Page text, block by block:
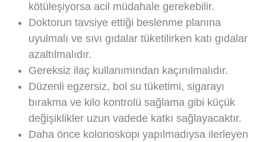
kötüleşiyorsa acil müdahale gerekebilir.
Doktorun tavsiye ettiği beslenme planına
uyulmalı ve sıvı gıdalar tüketilirken katı gıdalar
azaltılmalıdır.
Gereksiz ilaç kullanımından kaçınılmalıdır.
Düzenli egzersiz, bol su tüketimi, sigarayı
bırakma ve kilo kontrolü sağlama gibi küçük
değişiklikler uzun vadede katkı sağlayacaktır.
Daha önce kolonoskopi yapılmadıysa ilerleyen